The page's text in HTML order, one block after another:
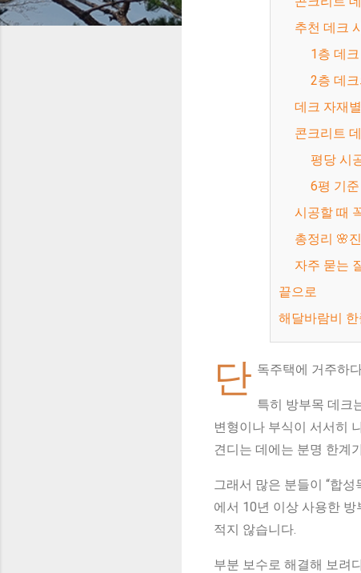
추천 데크
1층 데
2층 데
데크 자
콘크리트
평당
6평 기
시공할
총정리 🌸
자주 묻는
끝으로
해달바람비
단 독주택에 거주하
특히 방부목 데크
변형이나 부식이 서서히
견디는 데에는 분명 한계
그래서 많은 분들이 “합
에서 10년 이상 사용한
적지 않습니다.
부분 보수로 해결해 보려